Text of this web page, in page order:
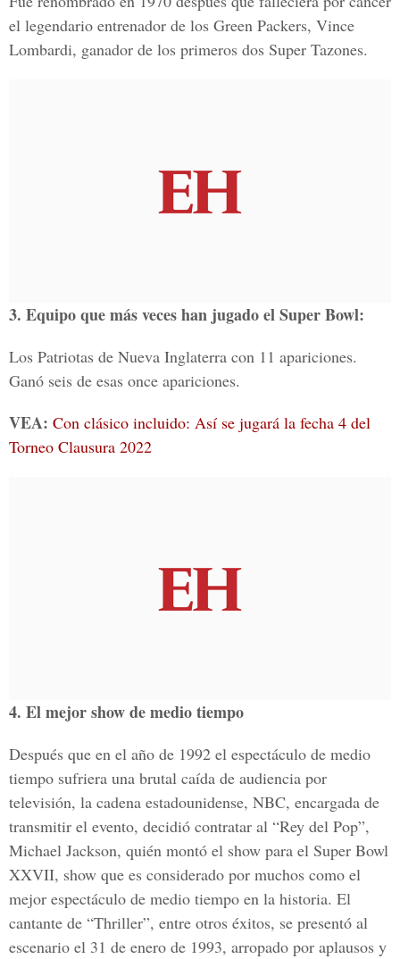
el legendario entrenador de los Green Packers, Vince
Lombardi, ganador de los primeros dos Super Tazones.
3. Equipo que más veces han jugado el Super Bowl:
Los Patriotas de Nueva Inglaterra con 11 apariciones.
Ganó seis de esas once apariciones.
VEA: Con clásico incluido: Así se jugará la fecha 4 del
Torneo Clausura 2022
4. El mejor show de medio tiempo
Después que en el año de 1992 el espectáculo de medio
tiempo sufriera una brutal caída de audiencia por
televisión, la cadena estadounidense, NBC, encargada de
transmitir el evento, decidió contratar al “Rey del Pop”,
Michael Jackson, quién montó el show para el Super Bowl
XXVII, show que es considerado por muchos como el
mejor espectáculo de medio tiempo en la historia. El
cantante de “Thriller”, entre otros éxitos, se presentó al
escenario el 31 de enero de 1993, arropado por aplausos y